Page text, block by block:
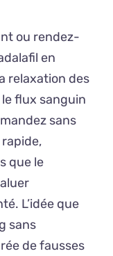
ou rendez-
en
relaxation des
flux sanguin
sans
que le
L’idée que
sans
de fausses